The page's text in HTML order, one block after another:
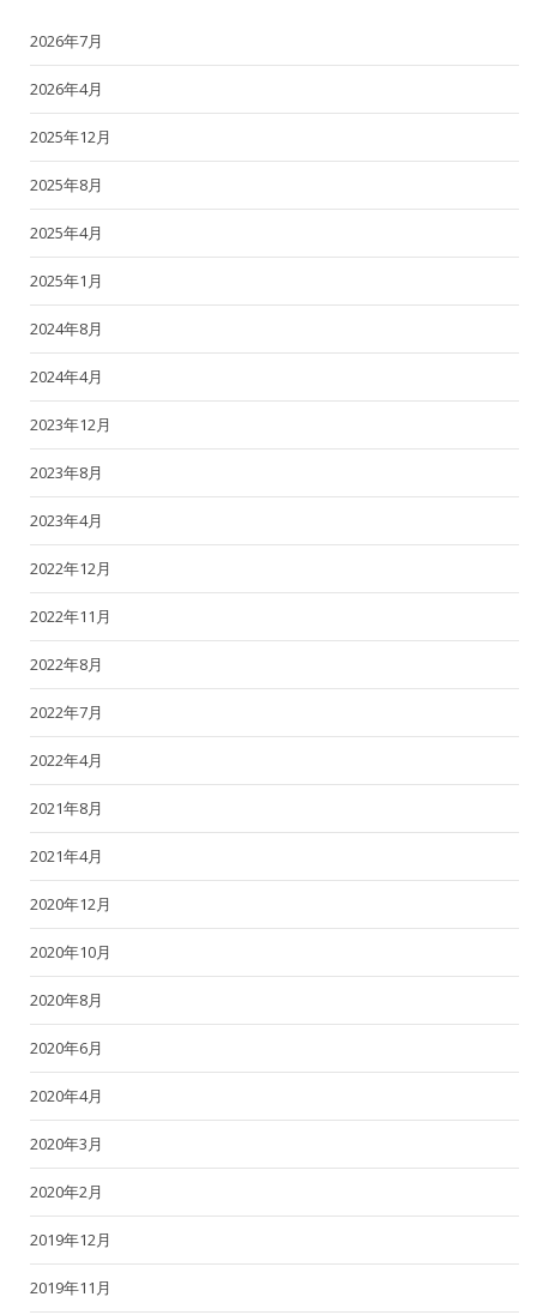
2026年7月
2026年4月
2025年12月
2025年8月
2025年4月
2025年1月
2024年8月
2024年4月
2023年12月
2023年8月
2023年4月
2022年12月
2022年11月
2022年8月
2022年7月
2022年4月
2021年8月
2021年4月
2020年12月
2020年10月
2020年8月
2020年6月
2020年4月
2020年3月
2020年2月
2019年12月
2019年11月